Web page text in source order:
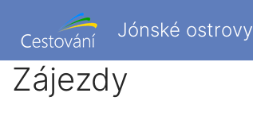
Jónské ostrovy
Zájezdy